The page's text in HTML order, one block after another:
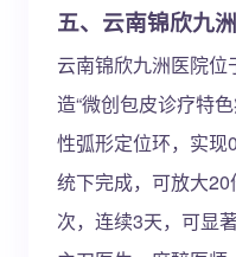
五、云南锦欣九
云南锦欣九洲医院
造“微创包皮诊疗特
性弧形定位环，实
统下完成，可放大
次，连续3天，可显